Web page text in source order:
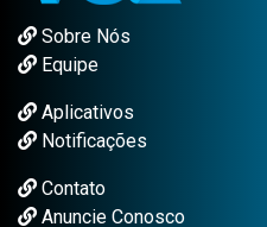
Sobre Nós
Equipe
Aplicativos
Notificações
Contato
Anuncie Conosco